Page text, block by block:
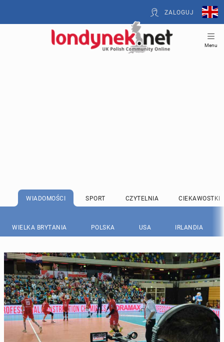
ZALOGUJ
Menu
WIADOMOŚCI SPORT CZYTELNIA CIEKAWOSTKI
WIELKA BRYTANIA POLSKA USA IRLANDIA